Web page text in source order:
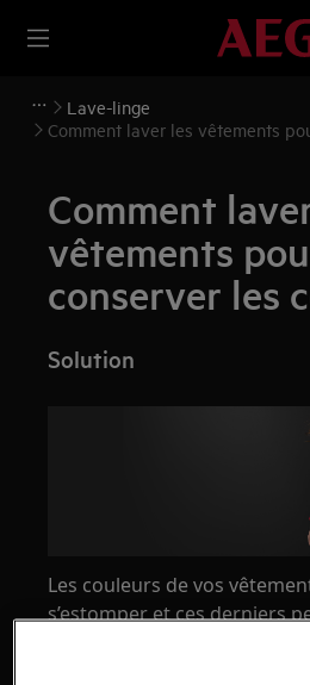
Lave-linge
Comment laver les vêtements
Comment
vêtements
conserver les
Solution
Les couleurs de vos
s’estomper et ces derniers
leur éclat plus vite que des